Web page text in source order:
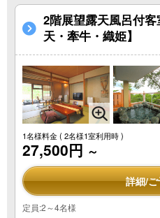
2階展望露天風呂付
天・牽牛・織姫】
1名様料金( 2名様1室利用時 )
27,500円 ～
詳細/
定員:2～4名様